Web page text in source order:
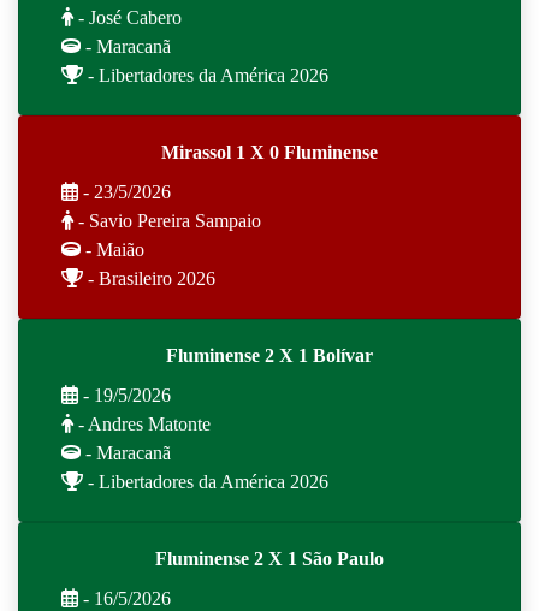
- José Cabero
- Maracanã
- Libertadores da América 2026
Mirassol 1 X 0 Fluminense
- 23/5/2026
- Savio Pereira Sampaio
- Maião
- Brasileiro 2026
Fluminense 2 X 1 Bolívar
- 19/5/2026
- Andres Matonte
- Maracanã
- Libertadores da América 2026
Fluminense 2 X 1 São Paulo
- 16/5/2026